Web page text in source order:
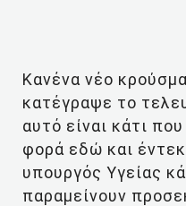
Κανένα νέο
κατέγραψε το
αυτό είναι κάτι
φορά εδώ και
υπουργός Υγείας
παραμείνουν